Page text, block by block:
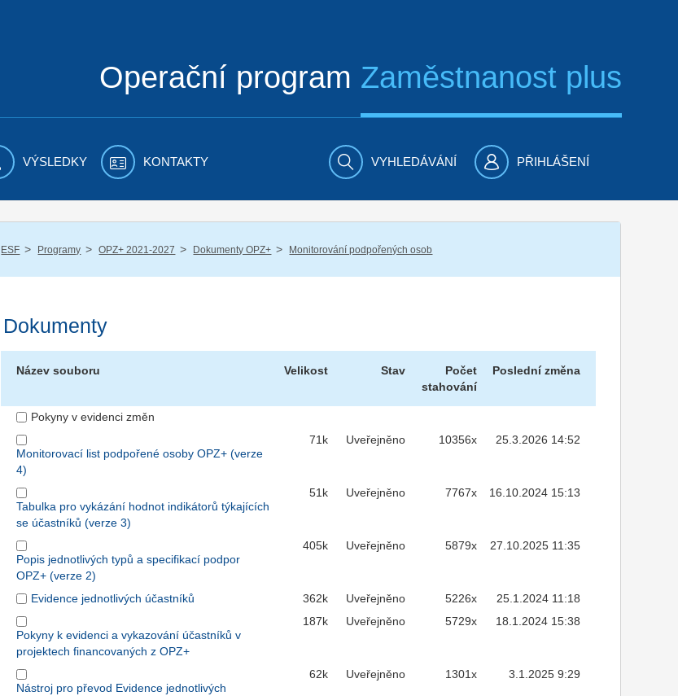
Operační program Zaměstnanost plus
VÝSLEDKY KONTAKTY VYHLEDÁVÁNÍ PŘIHLÁŠENÍ
ESF / Programy / OPZ+ 2021-2027 / Dokumenty OPZ+ / Monitorování podpořených osob
Dokumenty
Název souboru Velikost Stav
Počet
stahování
Poslední změna
Pokyny v evidenci změn
Monitorovací list podpořené osoby OPZ+ (verze
4)
71k Uveřejněno 10356x 25.3.2026 14:52
Tabulka pro vykázání hodnot indikátorů týkajících
se účastníků (verze 3)
51k Uveřejněno 7767x 16.10.2024 15:13
Popis jednotlivých typů a specifikací podpor
OPZ+ (verze 2)
405k Uveřejněno 5879x 27.10.2025 11:35
Evidence jednotlivých účastníků 362k Uveřejněno 5226x 25.1.2024 11:18
Pokyny k evidenci a vykazování účastníků v
projektech financovaných z OPZ+
187k Uveřejněno 5729x 18.1.2024 15:38
Nástroj pro převod Evidence jednotlivých
62k Uveřejněno 1301x 3.1.2025 9:29